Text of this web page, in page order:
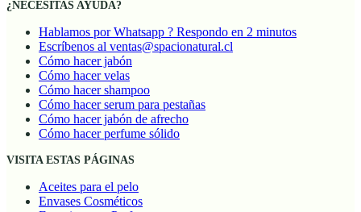
Hablamos por Whatsapp ? Respondo en 2 minutos
Escríbenos al ventas@spacionatural.cl
Cómo hacer jabón
Cómo hacer velas
Cómo hacer shampoo
Cómo hacer serum para pestañas
Cómo hacer jabón de afrecho
Aceites para el pelo